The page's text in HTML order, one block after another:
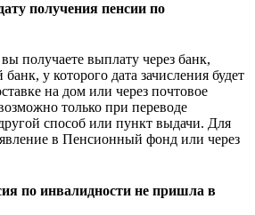
получения пенсии по
получаете выплату через банк,
у которого дата зачисления будет
на дом или через почтовое
только при переводе
способ или пункт выдачи. Для
в Пенсионный фонд или через
по инвалидности не пришла в